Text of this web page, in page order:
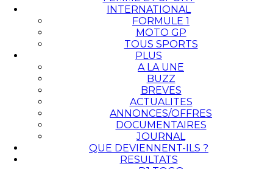
INTERNATIONAL
FORMULE 1
MOTO GP
TOUS SPORTS
PLUS
A LA UNE
BUZZ
BREVES
ACTUALITES
ANNONCES/OFFRES
DOCUMENTAIRES
JOURNAL
QUE DEVIENNENT-ILS ?
RESULTATS